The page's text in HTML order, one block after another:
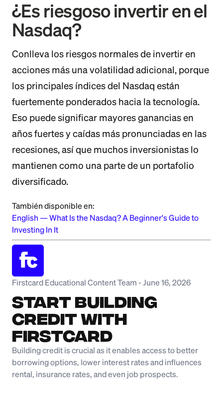
¿Es riesgoso invertir en el
Nasdaq?
Conlleva los riesgos normales de invertir en
acciones más una volatilidad adicional, porque
los principales índices del Nasdaq están
fuertemente ponderados hacia la tecnología.
Eso puede significar mayores ganancias en
años fuertes y caídas más pronunciadas en las
recesiones, así que muchos inversionistas lo
mantienen como una parte de un portafolio
diversificado.
También disponible en:
English —What Is the Nasdaq? A Beginner's Guide to
Investing In It
Firstcard Educational Content Team -June 16, 2026
Start Building
Credit with
Firstcard
Building credit is crucial as it enables access to better
borrowing options, lower interest rates and influences
rental, insurance rates, and even job prospects.